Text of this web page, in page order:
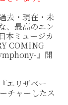
去・現在・未
、最高のエン
本ミュージカ
COMING
』開
エリザベー
チャーしたス